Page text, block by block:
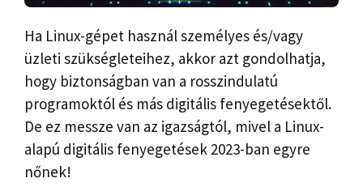
Ha Linux-gépet használ személyes és/vagy
üzleti szükségleteihez, akkor azt gondolhatja,
hogy biztonságban van a rosszindulatú
programoktól és más digitális fenyegetésektől.
De ez messze van az igazságtól, mivel a Linux-
alapú digitális fenyegetések 2023-ban egyre
nőnek!